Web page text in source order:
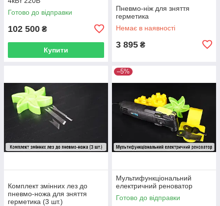
Готово до відправки
102 500 ₴
Купити
Пневмо-ніж для зняття
герметика
Немає в наявності
3 895 ₴
Комплект змінних лез до
пневмо-ножа для зняття
герметика (3 шт.)
–5%
Мультифункціональний
електричний реноватор
Готово до відправки